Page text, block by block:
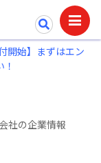
開始】まずはエン
社の企業情報